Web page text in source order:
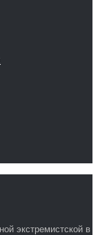
экстремистской в